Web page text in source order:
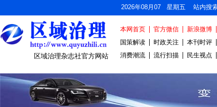
2026年08月07 星期五 站内搜
区域治理杂志社官方网站
本网首页 官方微信
新浪微博
国策解读
时政关注
本刊时评
消费潮流
流行扫描 民生视点